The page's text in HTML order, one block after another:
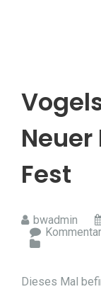
Fest
bwadmin
Dieses Mal